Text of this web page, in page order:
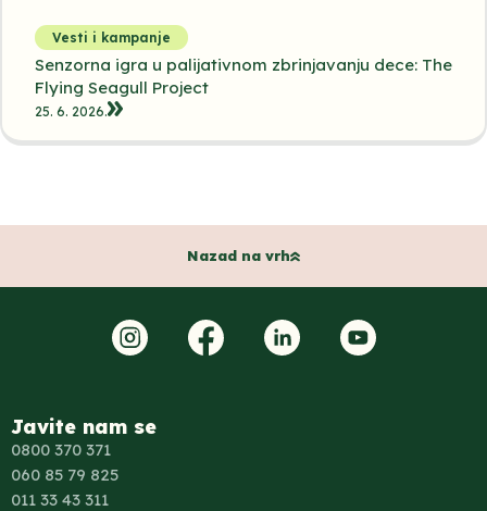
Vesti i kampanje
Senzorna igra u palijativnom zbrinjavanju dece: The
Flying Seagull Project
25. 6. 2026.
Nazad na vrh
Javite nam se
0800 370 371
060 85 79 825
011 33 43 311